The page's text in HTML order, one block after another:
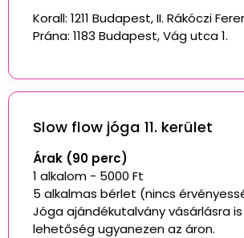
Korall: 1211 Budapest, II. Rákóczi
Prána: 1183 Budapest, Vág utca 1.
Slow flow jóga 11. kerület
Árak (90 perc)
1 alkalom - 5000 Ft
5 alkalmas bérlet (nincs
Jóga ajándékutalvány vásárlásra
lehetőség ugyanezen az áron.